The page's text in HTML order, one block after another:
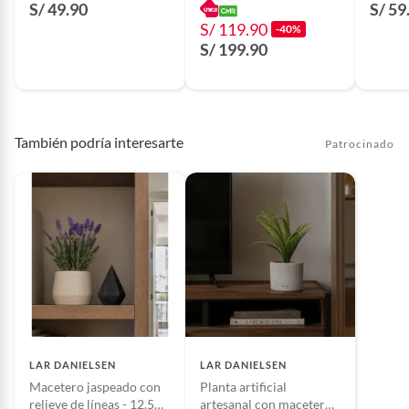
S/ 49.90
S/ 119.90 -40%
S/ 199.90
S/
También podría interesarte Patrocinado
LAR DANIELSEN
Macetero jaspeado con
relieve de líneas - 12.5
LAR DANIELSEN
Planta artificial
artesanal con macetero